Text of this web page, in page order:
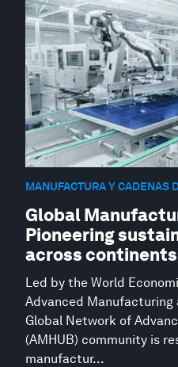
MANUFACTURA Y CADENAS
Global
Pioneering
across continents
Led by the World
Advanced Manufacturing
Global Network of
(AMHUB) community is
manufactur...